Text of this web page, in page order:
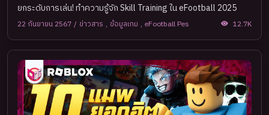
ยกระดับการเล่น! ทำความรู้จัก Skill Training ใน eFootball 2025
22 กันยายน 2567 / ข่าวสาร , ข้อมูลเกม , eFootball Pes 12.7K